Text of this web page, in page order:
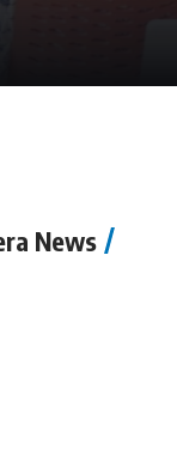
News